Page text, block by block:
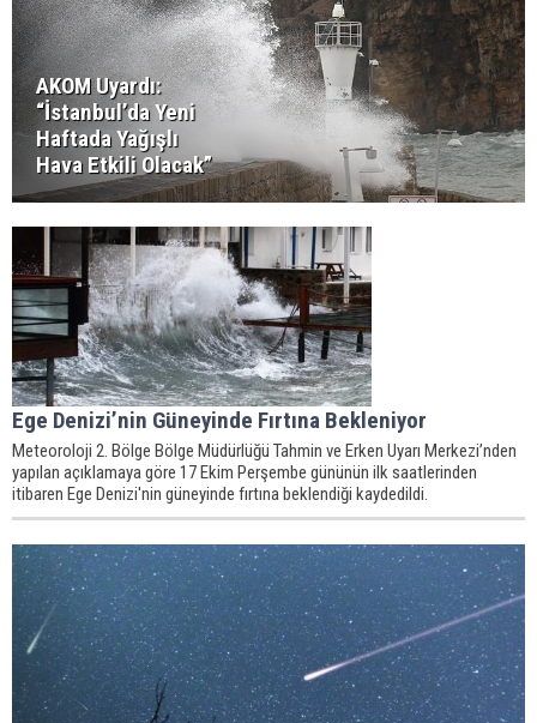
AKOM Uyardı:
“İstanbul’da Yeni
Haftada Yağışlı
Hava Etkili Olacak”
Ege Denizi’nin Güneyinde Fırtına Bekleniyor
Meteoroloji 2. Bölge Bölge Müdürlüğü Tahmin ve Erken Uyarı Merkezi’nden
yapılan açıklamaya göre 17 Ekim Perşembe gününün ilk saatlerinden
itibaren Ege Denizi'nin güneyinde fırtına beklendiği kaydedildi.